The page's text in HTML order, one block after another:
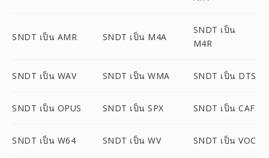
SNDT เป็น AMR SNDT เป็น M4A
SNDT เป็น
M4R
SNDT เป็น WAV SNDT เป็น WMA SNDT เป็น DTS
SNDT เป็น OPUS SNDT เป็น SPX SNDT เป็น CAF
SNDT เป็น W64 SNDT เป็น WV SNDT เป็น VOC